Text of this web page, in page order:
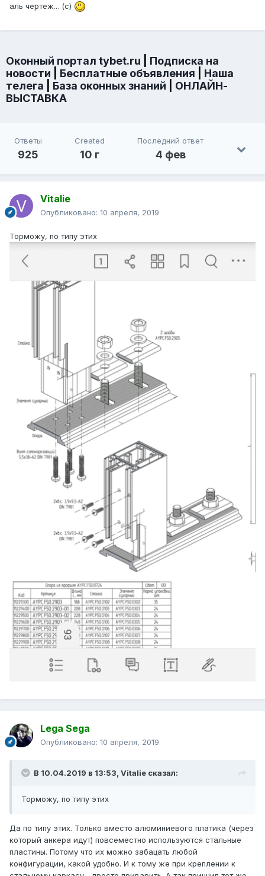
аль чертеж... (с)
Оконный портал tybet.ru
Подписка на
новости
Бесплатные объявления
Наша
телега
База оконных знаний
ОНЛАЙН-
ВЫСТАВКА
Ответы
925
Created
10 г
Последний ответ
4 фев
Vitalie
Опубликовано: 10 апреля, 2019
Торможу, по типу этих
Lega Sega
Опубликовано: 10 апреля, 2019
В 10.04.2019 в 13:53, Vitalie сказал:
Торможу, по типу этих
Да по типу этих. Только вместо алюминиевого платика (через
который анкера идут) повсеместно используются стальные
пластины. Потому что их можно забацать любой
конфигурации, какой удобно. И к тому же при креплении к